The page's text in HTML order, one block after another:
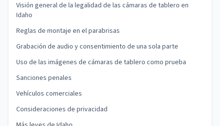
Visión general de la legalidad de las cámaras de tablero en
Idaho
Reglas de montaje en el parabrisas
Grabación de audio y consentimiento de una sola parte
Uso de las imágenes de cámaras de tablero como prueba
Sanciones penales
Vehículos comerciales
Consideraciones de privacidad